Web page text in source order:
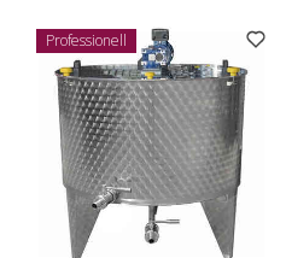
Professionell